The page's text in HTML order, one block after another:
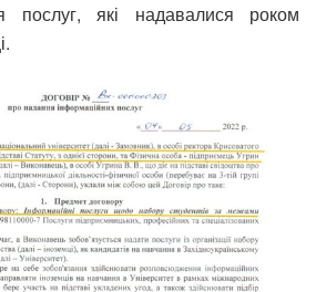
послуг, які надавалися роком